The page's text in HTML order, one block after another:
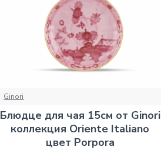
Ginori
Блюдце для чая 15см от Ginori
коллекция Oriente Italiano
цвет Porpora